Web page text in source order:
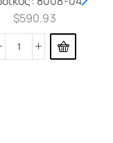
$590.93